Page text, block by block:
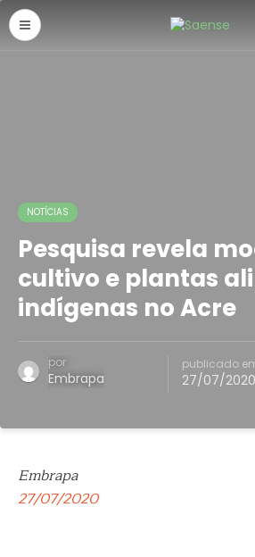
NOTÍCIAS
Pesquisa revela
cultivo e plantas
indígenas no Acre
por
Embrapa
publicado
27/07/2020
Embrapa
27/07/2020